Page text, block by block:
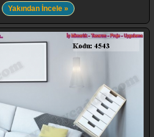
Yakından İncele »